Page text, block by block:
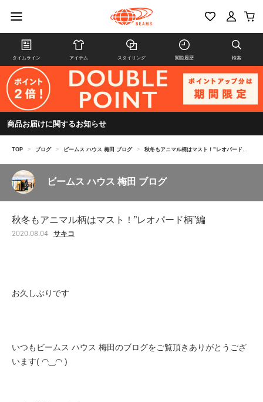
タイムライン アイテム スタイリング 閲覧履歴 検索
商品お届けに関するお知らせ
TOP > ブログ > ビームス ハウス 梅田 ブログ > 秋冬もアニマル柄はマスト！”レオパード柄”編
ビームス ハウス 梅田 ブログ
秋冬もアニマル柄はマスト！”レオパード柄”編
2020.08.04 サキコ
お久しぶりです
いつもビームス ハウス 梅田のブログをご覧頂きありがとうござ
います( ◠‿◠ )